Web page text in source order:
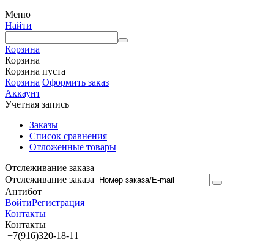
Меню
Найти
Корзина
Корзина
Корзина пуста
Корзина Оформить заказ
Аккаунт
Учетная запись
Заказы
Список сравнения
Отложенные товары
Отслеживание заказа
Отслеживание заказа
Антибот
ВойтиРегистрация
Контакты
Контакты
+7(916)320-18-11